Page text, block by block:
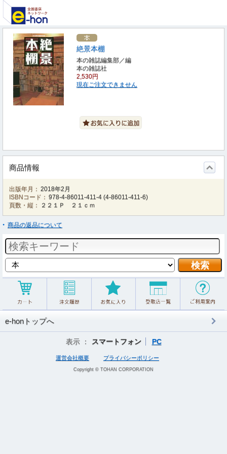
絶景本棚
本の雑誌編集部／編
本の雑誌社
2,530円
現在ご注文できません
商品情報
出版年月： 2018年2月
ISBNコード： 978-4-86011-411-4 (4-86011-411-6)
頁数・縦：
２２１Ｐ ２１ｃｍ
商品の返品について
e-honトップへ
表示 ： スマートフォン PC
運営会社概要 プライバシーポリシー
Copyright © TOHAN CORPORATION